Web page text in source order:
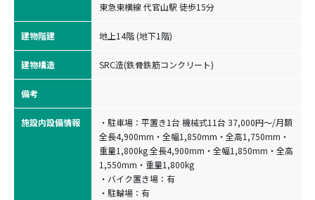
東急東横線 代官山駅 徒歩15分
建物階建 地上14階 (地下1階)
建物構造 SRC造(鉄骨鉄筋コンクリート)
備考
施設内設備情報
・駐車場：平置き1台 機械式11台 37,000円～/月額
全長4,900mm・全幅1,850mm・全高1,750mm・
重量1,800kg 全長4,900mm・全幅1,850mm・全高
1,550mm・重量1,800kg
・バイク置き場：有
・駐輪場：有